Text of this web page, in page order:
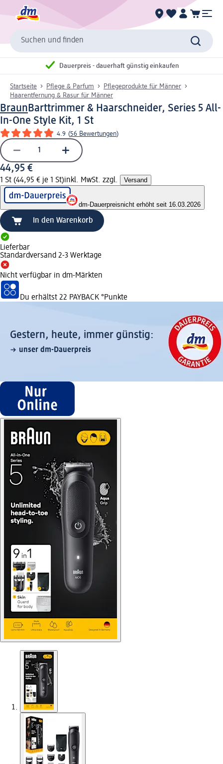
Suchen und finden
Dauerpreis - dauerhaft günstig einkaufen
Startseite Pflege & Parfum
Pflegeprodukte für Männer
Haarentfernung & Rasur für Männer
BraunBarttrimmer & Haarschneider, Series 5 All-
In-One Style Kit, 1 St
4.9 (56 Bewertungen)
44,95 €
1 St (44,95 € je 1 St)inkl. MwSt. zzgl. Versand
dm-Dauerpreisnicht erhöht seit 16.03.2026
In den Warenkorb
Lieferbar
Standardversand 2-3 Werktage
Nicht verfügbar in dm-Märkten
Du erhältst 22 PAYBACK °Punkte
Gestern, heute, immer günstig:
unser dm-Dauerpreis